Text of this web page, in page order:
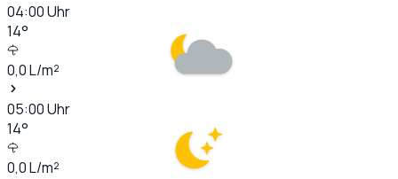
04:00Uhr
14°
0,0L/m²
05:00Uhr
14°
0,0L/m²